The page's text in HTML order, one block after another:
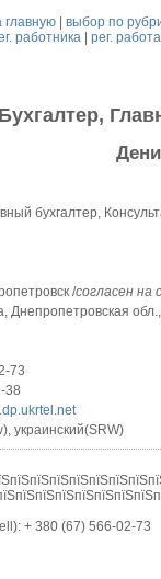
главную |выбор по
работника| рег.
Бухгалтер,
бухгалтер,
/согласен на
Днепропетровская
73
38
украинский(SRW)
+ 380 (67) 566-02-73